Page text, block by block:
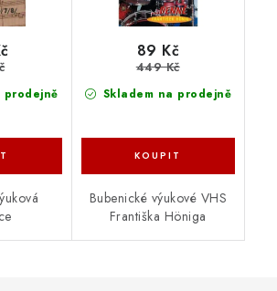
prodejně Skladem na prodejně
89 Kč
449 Kč
Bubenické výukové VHS
Františka Höniga